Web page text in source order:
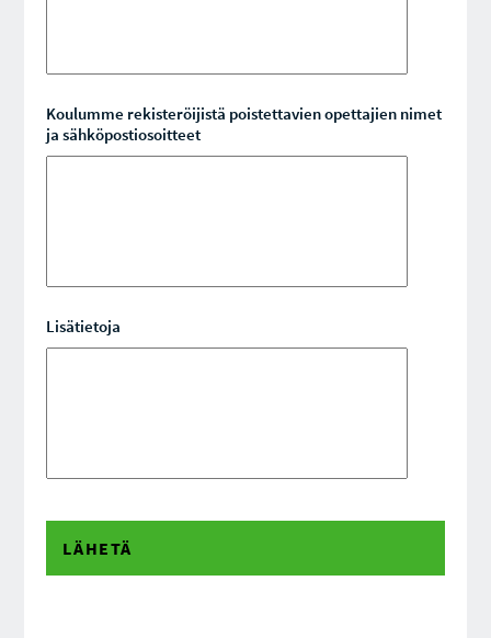
Koulumme rekisteröijistä poistettavien opettajien nimet
ja sähköpostiosoitteet
Lisätietoja